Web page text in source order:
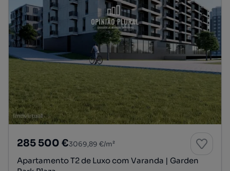
285 500 €3069,89 €/m²
Apartamento T2 de Luxo com Varanda | Garden